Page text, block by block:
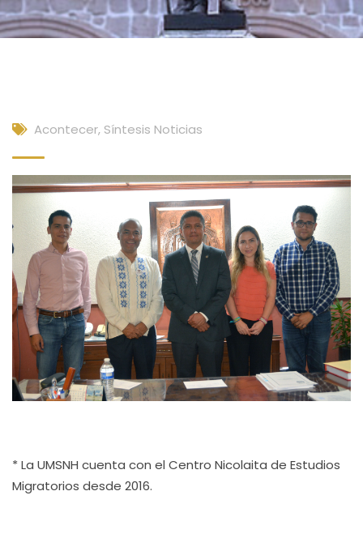
Acontecer, Síntesis Noticias
* La UMSNH cuenta con el Centro Nicolaita de Estudios
Migratorios desde 2016.